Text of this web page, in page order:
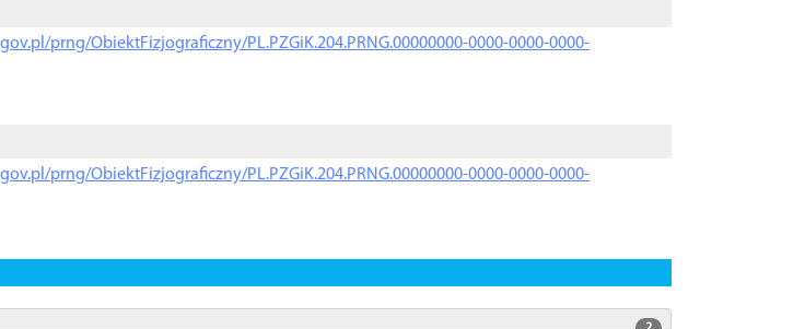
prng/ObiektFizjograficzny/PL.PZGiK.204.PRNG.00000000-0000-0000-0000-
prng/ObiektFizjograficzny/PL.PZGiK.204.PRNG.00000000-0000-0000-0000-